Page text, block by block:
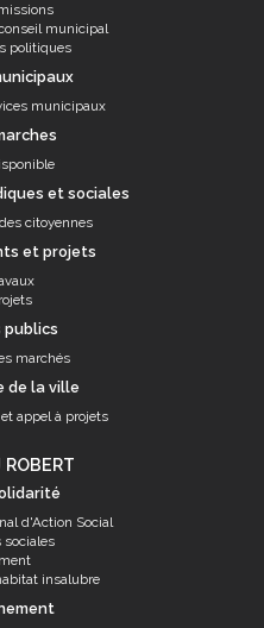
municipal
politiques
municipaux
et sociales
citoyennes
et projets
publics
marchés
de la ville
appel à projets
d'Action Social
sociales
insalubre